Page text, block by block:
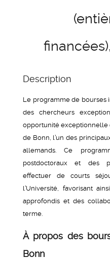
Description
Le programme de bourses
des chercheurs
opportunité exceptionnelle
de Bonn, l’un des
allemands. Ce
postdoctoraux et des
effectuer de courts
l’Université, favorisant
approfondis et des
terme.
À propos des
Bonn